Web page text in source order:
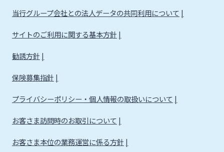
ニュースリリース一覧
採用情報
当行グループ会社との法人データの共同利用について
サイトのご利用に関する基本方針
勧誘方針
保険募集指針
プライバシーポリシー・個人情報の取扱いについて
お客さま訪問時のお取引について
お客さま本位の業務運営に係る方針